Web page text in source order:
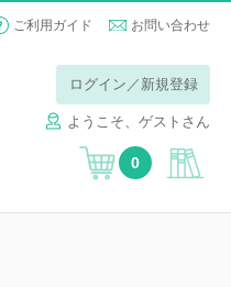
ご利用ガイド お問い合わせ
ログイン／新規登録
ようこそ、ゲストさん
0